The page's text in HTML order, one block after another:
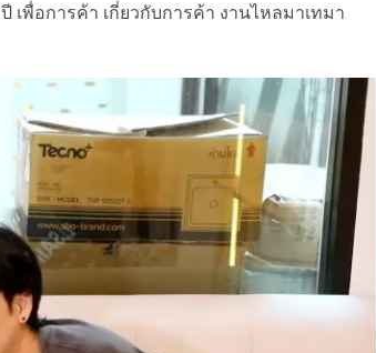
พื่อการค้า เกี่ยวกับการค้า งานไหลมาเทมา